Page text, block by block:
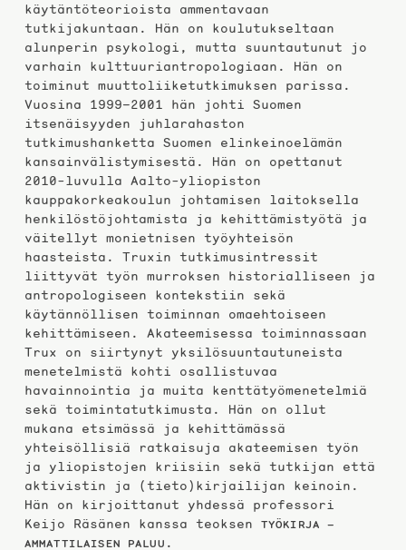
käytäntöteorioista ammentavaan
tutkijakuntaan. Hän on koulutukseltaan
alunperin psykologi, mutta suuntautunut jo
varhain kulttuuriantropologiaan. Hän on
toiminut muuttoliiketutkimuksen parissa.
Vuosina 1999–2001 hän johti Suomen
itsenäisyyden juhlarahaston
tutkimushanketta Suomen elinkeinoelämän
kansainvälistymisestä. Hän on opettanut
2010-luvulla Aalto-yliopiston
kauppakorkeakoulun johtamisen laitoksella
henkilöstöjohtamista ja kehittämistyötä ja
väitellyt monietnisen työyhteisön
haasteista. Truxin tutkimusintressit
liittyvät työn murroksen historialliseen ja
antropologiseen kontekstiin sekä
käytännöllisen toiminnan omaehtoiseen
kehittämiseen. Akateemisessa toiminnassaan
Trux on siirtynyt yksilösuuntautuneista
menetelmistä kohti osallistuvaa
havainnointia ja muita kenttätyömenetelmiä
sekä toimintatutkimusta. Hän on ollut
mukana etsimässä ja kehittämässä
yhteisöllisiä ratkaisuja akateemisen työn
ja yliopistojen kriisiin sekä tutkijan että
aktivistin ja (tieto)kirjailijan keinoin.
Hän on kirjoittanut yhdessä professori
Keijo Räsänen kanssa teoksen
TYÖKIRJA –
AMMATTILAISEN PALUU .